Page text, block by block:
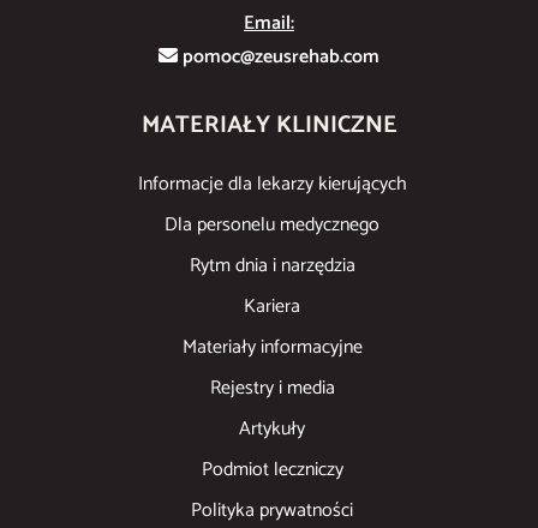
Email:
pomoc@zeusrehab.com
MATERIAŁY KLINICZNE
Informacje dla lekarzy kierujących
Dla personelu medycznego
Rytm dnia i narzędzia
Kariera
Materiały informacyjne
Rejestry i media
Artykuły
Podmiot leczniczy
Polityka prywatności